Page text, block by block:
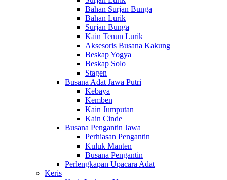
Bahan Surjan Bunga
Bahan Lurik
Surjan Bunga
Kain Tenun Lurik
Aksesoris Busana Kakung
Beskap Yogya
Beskap Solo
Stagen
Busana Adat Jawa Putri
Kebaya
Kemben
Kain Jumputan
Kain Cinde
Busana Pengantin Jawa
Perhiasan Pengantin
Kuluk Manten
Busana Pengantin
Perlengkapan Upacara Adat
Keris